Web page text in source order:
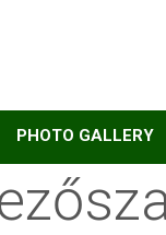
PHOTO GALLERY